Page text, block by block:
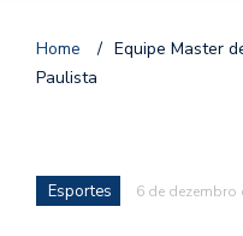
Home / Equipe Master
Paulista
Esportes 6 de dezembro